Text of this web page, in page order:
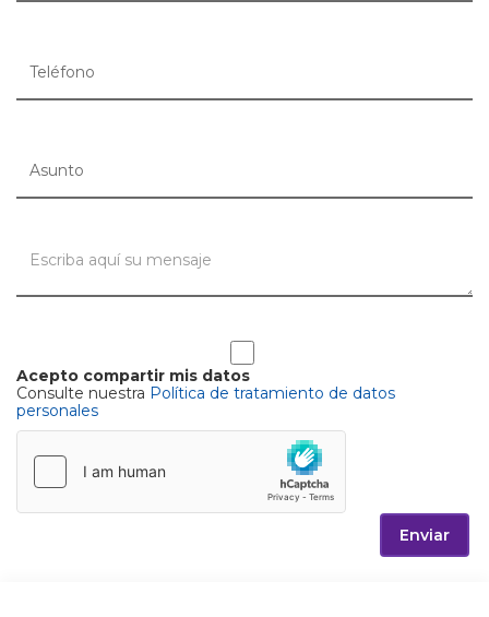
Acepto compartir mis datos
Consulte nuestra Política de tratamiento de datos
personales
Enviar